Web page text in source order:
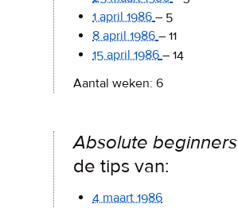
1 april 1986 – 5
8 april 1986 – 11
15 april 1986 – 14
Aantal weken: 6
Absolute beginners
de tips van:
4 maart 1986